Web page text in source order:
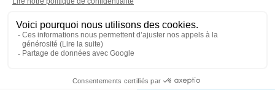
Copyright © Secours Islamique France - SIF